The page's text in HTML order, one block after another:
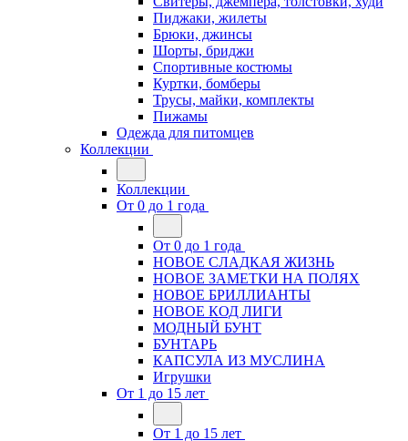
Пиджаки, жилеты
Брюки, джинсы
Шорты, бриджи
Спортивные костюмы
Куртки, бомберы
Трусы, майки, комплекты
Пижамы
Одежда для питомцев
Коллекции
Коллекции
От 0 до 1 года
От 0 до 1 года
НОВОЕ СЛАДКАЯ ЖИЗНЬ
НОВОЕ ЗАМЕТКИ НА ПОЛЯХ
НОВОЕ БРИЛЛИАНТЫ
НОВОЕ КОД ЛИГИ
МОДНЫЙ БУНТ
БУНТАРЬ
КАПСУЛА ИЗ МУСЛИНА
Игрушки
От 1 до 15 лет
От 1 до 15 лет